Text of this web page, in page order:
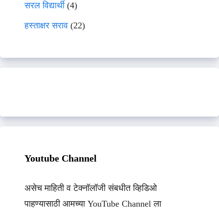
सरल विद्यार्थी(4)
हस्ताक्षर सराव (22)
Youtube Channel
असेच माहिती व टेक्नॉलॉजी संबधीत व्हिडिओ
पाहण्यासाठी आमच्या YouTube Channel ला